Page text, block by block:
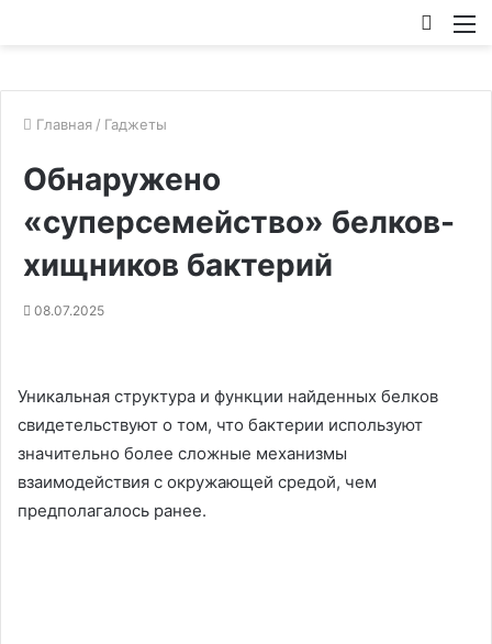
Главная / Гаджеты
Обнаружено
«суперсемейство» белков-
хищников бактерий
08.07.2025
Уникальная структура и функции найденных белков
свидетельствуют о том, что бактерии используют
значительно более сложные механизмы
взаимодействия с окружающей средой, чем
предполагалось ранее.